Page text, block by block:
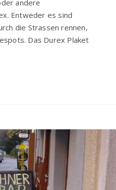
andere
Entweder es sind
die Strassen rennen,
Das Durex Plaket